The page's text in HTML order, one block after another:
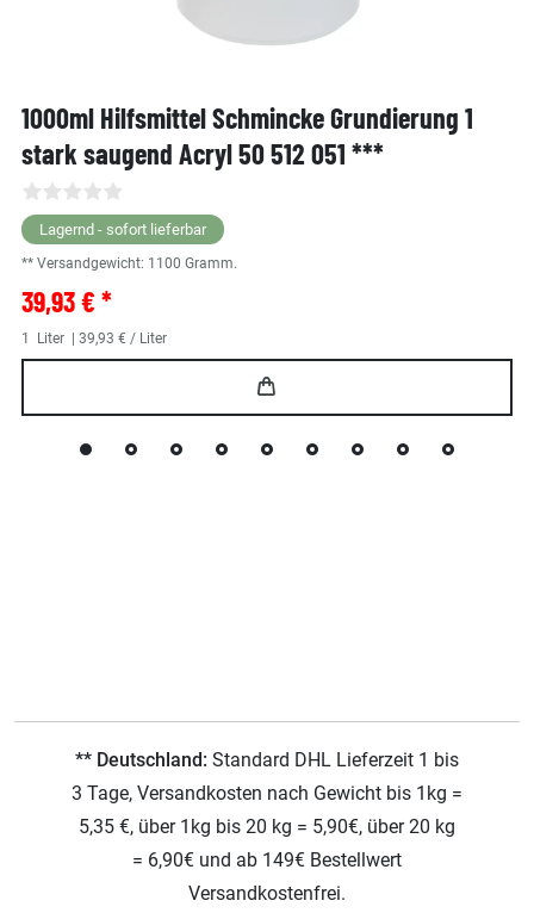
1000ml Hilfsmittel Schmincke Grundierung 1
stark saugend Acryl 50 512 051 ***
Lagernd - sofort lieferbar
** Versandgewicht: 1100 Gramm.
39,93 € *
1 Liter | 39,93 € / Liter
** Deutschland: Standard DHL Lieferzeit 1 bis
3 Tage, Versandkosten nach Gewicht bis 1kg =
5,35 €, über 1kg bis 20 kg = 5,90€, über 20 kg
= 6,90€ und ab 149€ Bestellwert
Versandkostenfrei.